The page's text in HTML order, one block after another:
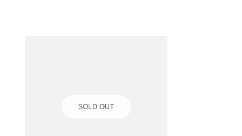
SOLD OUT